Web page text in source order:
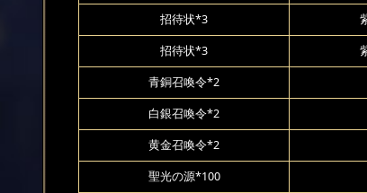
招待状*3
招待状*3
青銅召喚令*2
白銀召喚令*2
黄金召喚令*2
聖光の源*100